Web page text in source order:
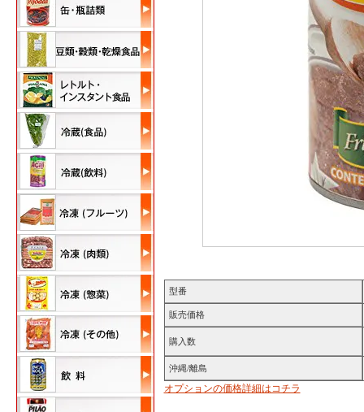
型番
販売価格
購入数
沖縄/離島
オプションの価格詳細はコチラ